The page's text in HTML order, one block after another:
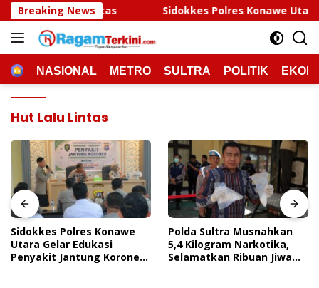
Langsung
ke
konten
Breaking News
Sidokkes Polres Konawe Utara Gelar Edukasi
HOMENASIONAL METRO SULTRA POLITIK
Hut Lalu Lintas
Sidokkes Polres Konawe
Utara Gelar Edukasi
Penyakit Jantung Koroner,
Polda Sultra Musnahkan
5,4 Kilogram Narkotika,
Selamatkan Ribuan Jiwa